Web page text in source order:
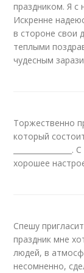
праздником. Я с
Искренне
в стороне свои
теплыми
чудесным
Торжественно
который
хорошее
Спешу
праздник мне
людей, в
несомненно,